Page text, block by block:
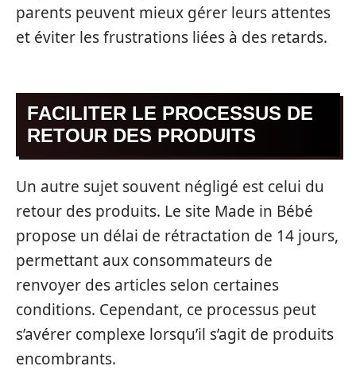
parents peuvent mieux gérer leurs attentes
et éviter les frustrations liées à des retards.
FACILITER LE PROCESSUS DE
RETOUR DES PRODUITS
Un autre sujet souvent négligé est celui du
retour des produits. Le site Made in Bébé
propose un délai de rétractation de 14 jours,
permettant aux consommateurs de
renvoyer des articles selon certaines
conditions. Cependant, ce processus peut
s’avérer complexe lorsqu’il s’agit de produits
encombrants.